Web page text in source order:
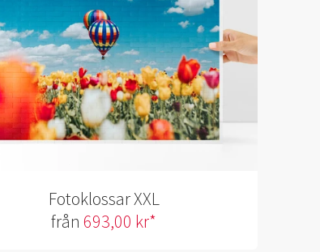
Fotoklossar XXL
från 693,00 kr*